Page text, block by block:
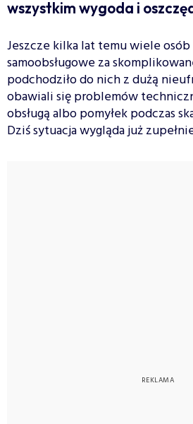
wszystkim wygoda i
Jeszcze kilka lat temu wiele osób
samoobsługowe za
podchodziło do nich z dużą
obawiali się problemów
obsługą albo pomyłek podczas
Dziś sytuacja wygląda już